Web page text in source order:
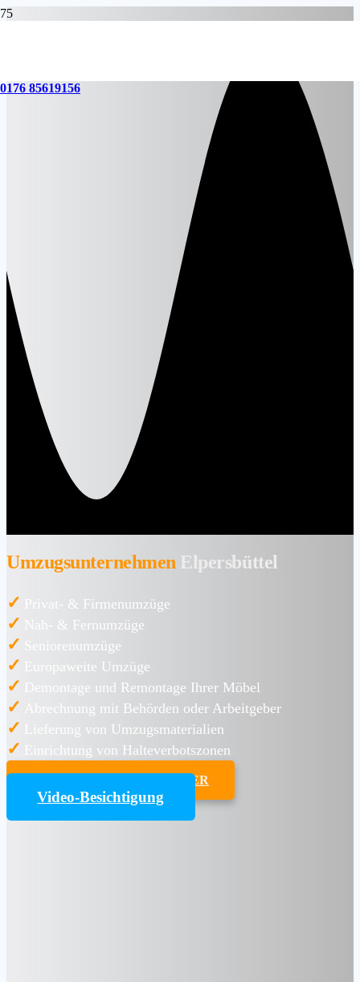
0176 85619156
Umzugsunternehmen Elpersbüttel
✓ Privat- & Firmenumzüge
✓ Nah- & Fernumzüge
✓ Seniorenumzüge
✓ Europaweite Umzüge
✓ Demontage und Remontage Ihrer Möbel
✓ Abrechnung mit Behörden oder Arbeitgeber
✓ Lieferung von Umzugsmaterialien
✓ Einrichtung von Halteverbotszonen
UMZUGSKOSTENRECHNER
Video-Besichtigung